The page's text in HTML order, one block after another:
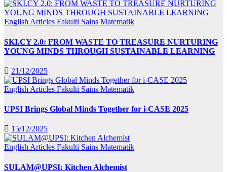
English Articles Fakulti Sains Matematik
SKI.CY 2.0: FROM WASTE TO TREASURE NURTURING
YOUNG MINDS THROUGH SUSTAINABLE LEARNING
21/12/2025
English Articles Fakulti Sains Matematik
UPSI Brings Global Minds Together for i-CASE 2025
15/12/2025
English Articles Fakulti Sains Matematik
SULAM@UPSI: Kitchen Alchemist